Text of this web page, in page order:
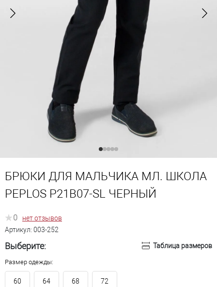
БРЮКИ ДЛЯ МАЛЬЧИКА МЛ. ШКОЛА
PEPLOS P21B07-SL ЧЕРНЫЙ
0
нет отзывов
Артикул: 003-252
Выберите: Таблица размеров
Размер одежды:
60 64 68 72